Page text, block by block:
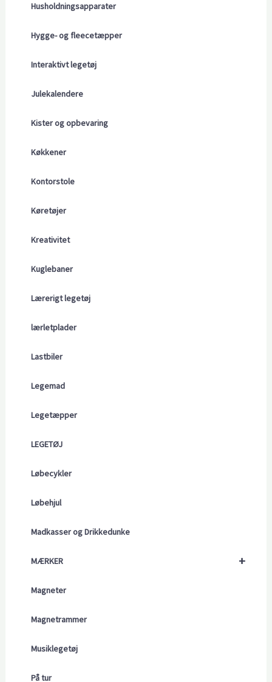
Husholdningsapparater
Hygge- og fleecetæpper
Interaktivt legetøj
Julekalendere
Kister og opbevaring
Køkkener
Kontorstole
Køretøjer
Kreativitet
Kuglebaner
Lærerigt legetøj
lærletplader
Lastbiler
Legemad
Legetæpper
LEGETØJ
Løbecykler
Løbehjul
Madkasser og Drikkedunke
+
MÆRKER
Magneter
Magnetrammer
Musiklegetøj
På tur